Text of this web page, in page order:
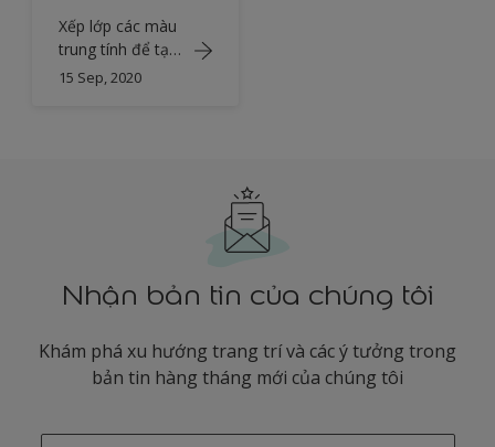
Xếp lớp các màu
trung tính để tạo
vẻ tinh tế hiện
15 Sep, 2020
Nhận bản tin của chúng tôi
Khám phá xu hướng trang trí và các ý tưởng trong
bản tin hàng tháng mới của chúng tôi